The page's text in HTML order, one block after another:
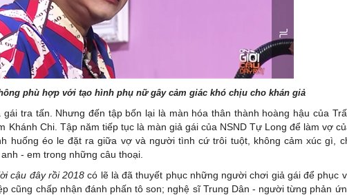
phù hợp với tạo hình phụ nữ gây cảm giác khó chịu cho khán giả
tra tấn. Nhưng đến tập bốn lại là màn hóa thân thành hoàng hậu của
Chi. Tập năm tiếp tục là màn giả gái của NSND Tự Long để làm vợ
huống éo le đặt ra giữa vợ và người tình cứ trôi tuột, không cảm xúc gì,
- em trong những câu thoại.
cậu đây rồi 2018 có lẽ là đã thuyết phục những người chơi giả gái để phục
cũng chấp nhận đánh phấn tô son; nghệ sĩ Trung Dân - người từng phản